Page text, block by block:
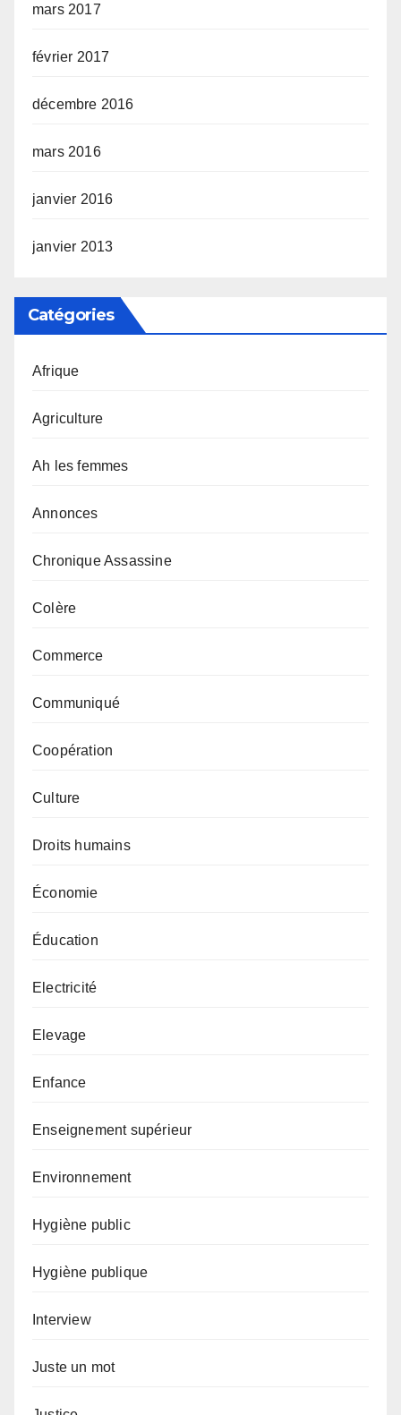
mars 2017
février 2017
décembre 2016
mars 2016
janvier 2016
janvier 2013
Catégories
Afrique
Agriculture
Ah les femmes
Annonces
Chronique Assassine
Colère
Commerce
Communiqué
Coopération
Culture
Droits humains
Économie
Éducation
Electricité
Elevage
Enfance
Enseignement supérieur
Environnement
Hygiène public
Hygiène publique
Interview
Juste un mot